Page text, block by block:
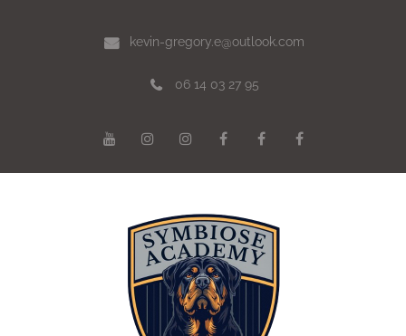
kevin-gregory.e@outlook.com
06 14 03 27 95